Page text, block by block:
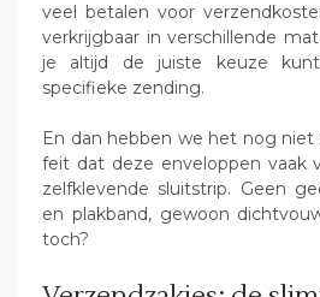
veel betalen voor
verkrijgbaar in verschillende
je altijd de juiste keuze
specifieke zending.
En dan hebben we het nog
feit dat deze enveloppen vaak
zelfklevende sluitstrip. Geen
en plakband, gewoon
toch?